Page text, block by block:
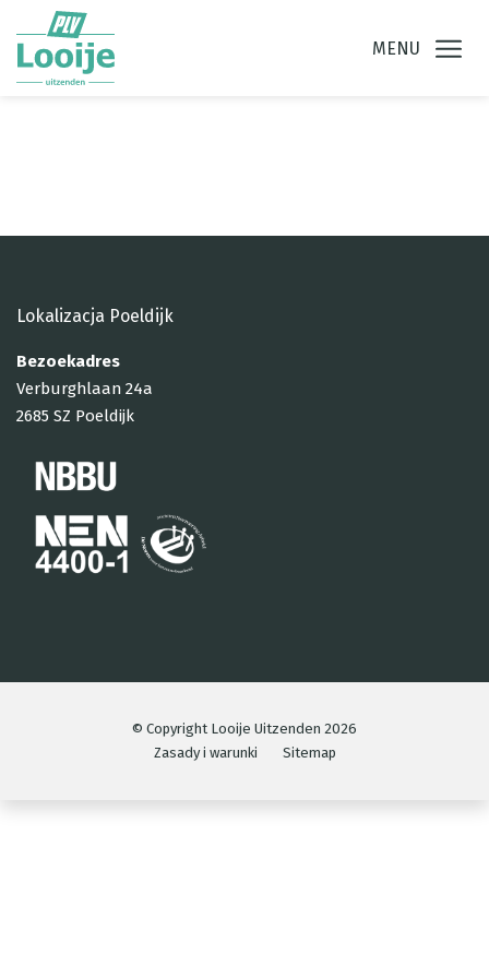
Ga direct naar
MENU
Lokalizacja Poeldijk
Bezoekadres
Verburghlaan 24a
2685 SZ Poeldijk
© Copyright Looije Uitzenden 2026
Zasady i warunki
Sitemap